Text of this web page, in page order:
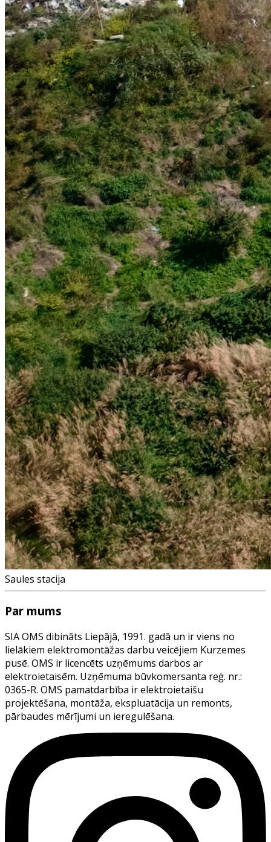
Saules stacija
Par mums
SIA OMS dibināts Liepājā, 1991. gadā un ir viens no
lielākiem elektromontāžas darbu veicējiem Kurzemes
pusē. OMS ir licencēts uzņēmums darbos ar
elektroietaisēm. Uzņēmuma būvkomersanta reģ. nr.:
0365-R. OMS pamatdarbība ir elektroietaišu
projektēšana, montāža, ekspluatācija un remonts,
pārbaudes mērījumi un ieregulēšana.